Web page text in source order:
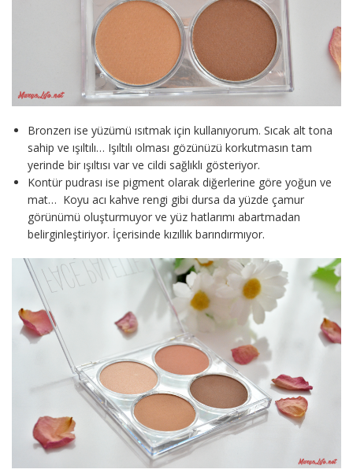
Bronzerı ise yüzümü ısıtmak için kullanıyorum. Sıcak alt tona
sahip ve ışıltılı… Işıltılı olması gözünüzü korkutmasın tam
yerinde bir ışıltısı var ve cildi sağlıklı gösteriyor.
Kontür pudrası ise pigment olarak diğerlerine göre yoğun ve
mat… Koyu acı kahve rengi gibi dursa da yüzde çamur
görünümü oluşturmuyor ve yüz hatlarımı abartmadan
belirginleştiriyor. İçerisinde kızıllık barındırmıyor.